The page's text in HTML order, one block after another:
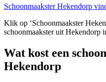
Schoonmaakster Hekendorp
Klik op ‘Schoonmaakster
schoonmaakster uit Hekendorp
Wat kost een
Hekendorp